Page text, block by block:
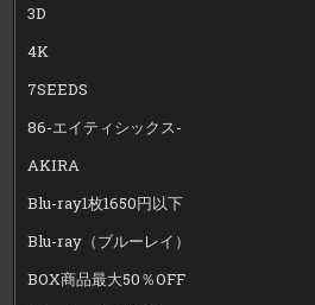
3D
4K
7SEEDS
86-エイティシックス-
AKIRA
Blu-ray1枚1650円以下
Blu-ray（ブルーレイ）
BOX商品最大50％OFF